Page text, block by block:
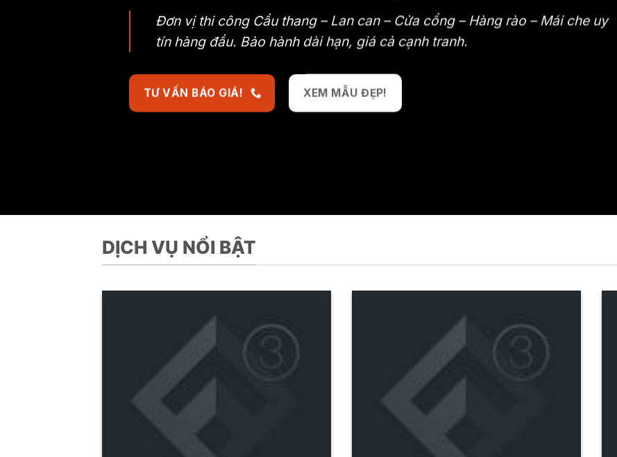
Đơn vị thi công Cầu thang – Lan can – Cửa cổng – Hàng rào – Mái che uy
tín hàng đầu. Bảo hành dài hạn, giá cả cạnh tranh.
TƯ VẤN BÁO GIÁ! XEM MẪU ĐẸP!
DỊCH VỤ NỔI BẬT